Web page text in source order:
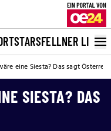
STARSFELLNER LIVE
eine Siesta? Das sagt
SIESTA? DAS